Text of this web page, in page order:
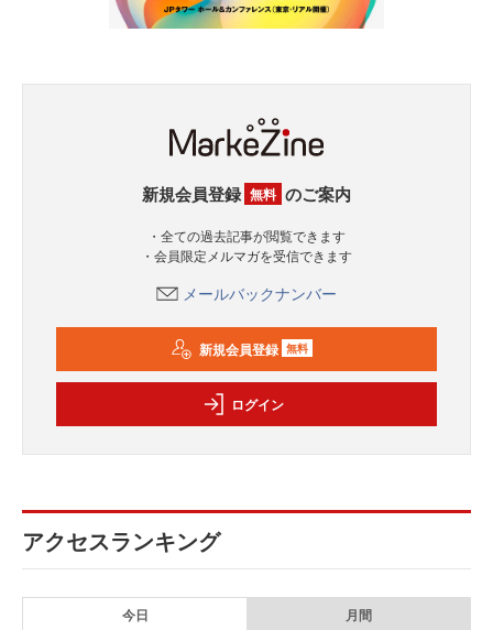
新規会員登録 無料 のご案内
・全ての過去記事が閲覧できます
・会員限定メルマガを受信できます
メールバックナンバー
新規会員登録 無料
ログイン
アクセスランキング
今日 月間